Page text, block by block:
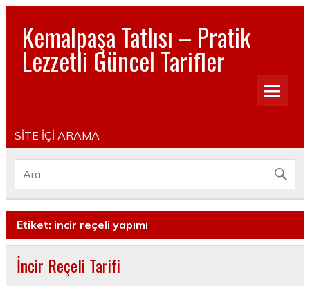
Kemalpaşa Tatlısı – Pratik
Lezzetli Güncel Tarifler
Pratik, lezzetli, Güncel, Resimli, Pasta- Yemek- Kurabiye-
SİTE İÇİ ARAMA
Etiket: incir reçeli yapımı
İncir Reçeli Tarifi